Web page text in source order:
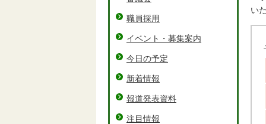
い
職員採用
イベント・募集案内
今日の予定
新着情報
報道発表資料
注目情報